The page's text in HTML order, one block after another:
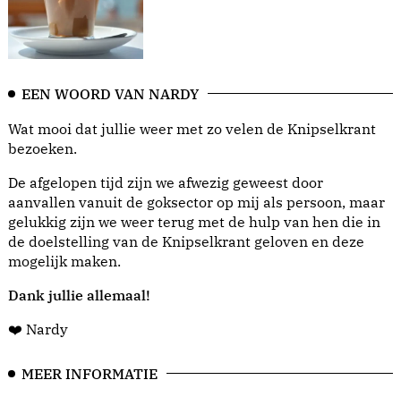
EEN WOORD VAN NARDY
Wat mooi dat jullie weer met zo velen de Knipselkrant
bezoeken.
De afgelopen tijd zijn we afwezig geweest door
aanvallen vanuit de goksector op mij als persoon, maar
gelukkig zijn we weer terug met de hulp van hen die in
de doelstelling van de Knipselkrant geloven en deze
mogelijk maken.
Dank jullie allemaal!
❤️ Nardy
MEER INFORMATIE